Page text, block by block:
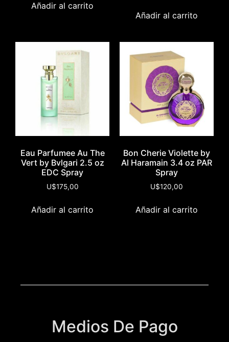
Añadir al carrito
Añadir al carrito
Eau Parfumee Au The
Vert by Bvlgari 2.5 oz
EDC Spray
U$175,00
Añadir al carrito
Bon Cherie Violette by
Al Haramain 3.4 oz PAR
Spray
U$120,00
Añadir al carrito
Medios De Pago